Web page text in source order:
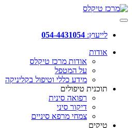
לייעוץ: 054-4431054
אודות
אודות מרכז טיקלס
על המטפל
מידע כללי וטיפול בקליניקה
תוכנית טיפולים
רפואה סינית
דיקור סיני
צמחי מרפא סיניים
טיקים